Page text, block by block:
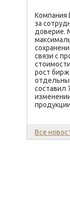
Компания
за
доверие.
связи с
рост
составил
Все